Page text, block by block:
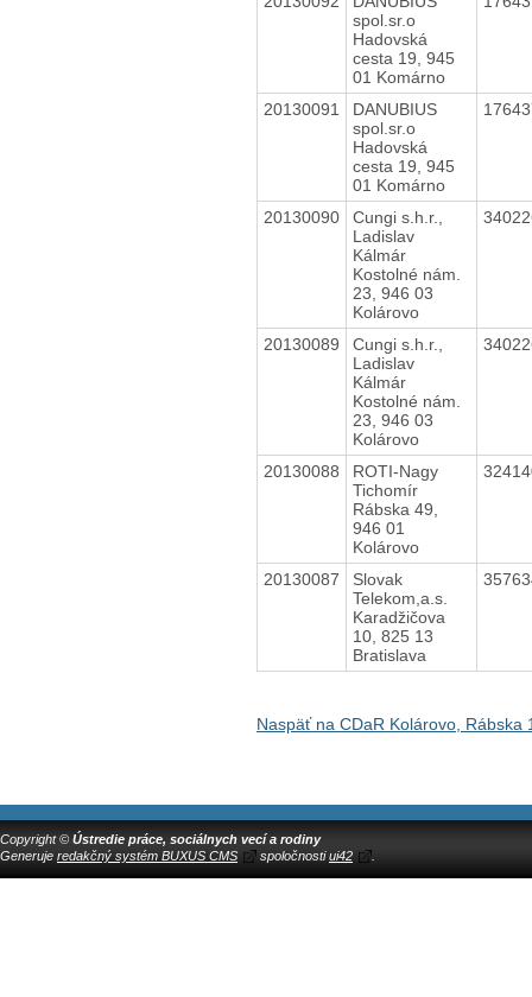
spol.sr.o
Hadovská
cesta 19, 945
01 Komárno
20130091
DANUBIUS
spol.sr.o
Hadovská
cesta 19, 945
01 Komárno
20130090
Cungi s.h.r.,
Ladislav
Kálmár
Kostolné nám.
23, 946 03
Kolárovo
20130089
Cungi s.h.r.,
Ladislav
Kálmár
Kostolné nám.
23, 946 03
Kolárovo
20130088
ROTI-Nagy
Tichomír
Rábska 49,
946 01
Kolárovo
20130087
Slovak
Telekom,a.s.
Karadžičova
10, 825 13
Bratislava
Naspäť na CDaR Kolárovo, Rábska
Copyright © Ústredie práce, sociálnych vecí a rodiny
Generuje redakčný systém BUXUS CMS spoločnostiui42